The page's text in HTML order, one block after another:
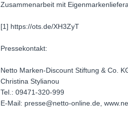
Zusammenarbeit mit
[1] https://ots.de/XH3ZyT
Pressekontakt:
Netto Marken-Discount Stiftung & Co.
Christina Stylianou
Tel.: 09471-320-999
E-Mail: presse@netto-online.de,